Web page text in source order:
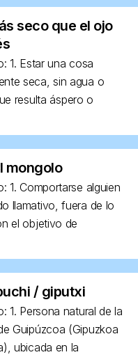
seco que el ojo
1. Estar una cosa
seca, sin agua o
resulta áspero o
mongolo
1. Comportarse alguien
llamativo, fuera de lo
el objetivo de
/ giputxi
1. Persona natural de la
Guipúzcoa (Gipuzkoa
ubicada en la